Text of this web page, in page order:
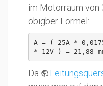
im Motorraum von
obigber Formel:
A = ( 25A *
* 12V ) = 21,88
Da